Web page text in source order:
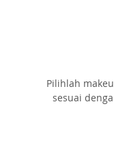
Pilihlah
sesuai